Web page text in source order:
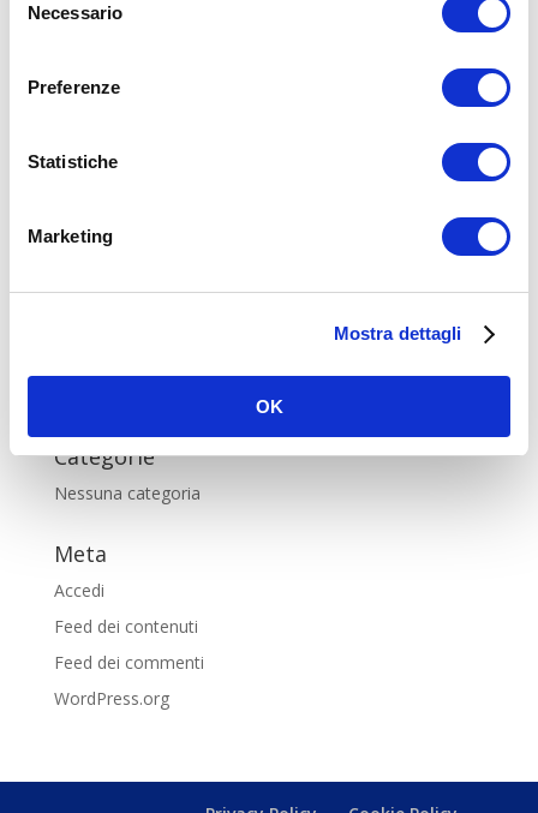
delNecessario
Preferenze
Statistiche
Marketing
Mostra dettagli
OK
You must be logged in to post a comment.
Categorie
Nessuna categoria
Meta
Accedi
Feed dei contenuti
Feed dei commenti
WordPress.org